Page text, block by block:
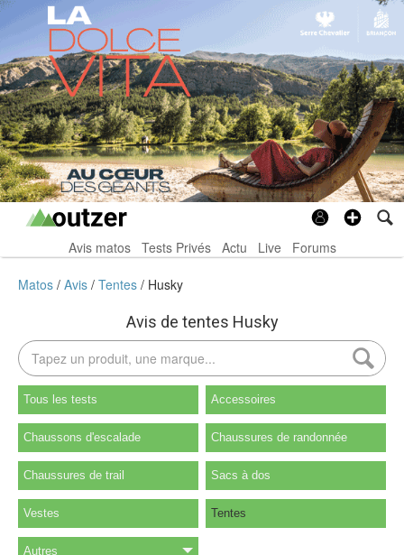
Avis matos Tests Privés Actu Live Forums
Matos Avis Tentes Husky
Avis de tentes Husky
Tous les tests Accessoires
Chaussons d'escalade Chaussures de randonnée
Chaussures de trail Sacs à dos
Vestes Tentes
Autres